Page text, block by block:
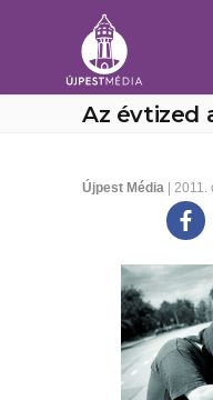
Az évtized
Újpest Média |